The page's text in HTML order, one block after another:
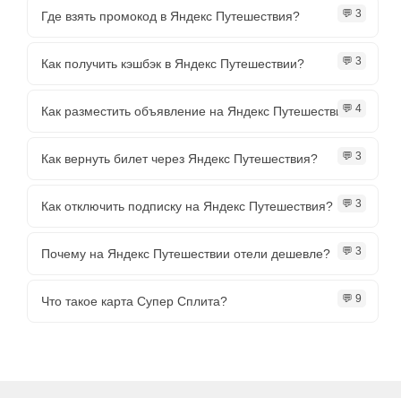
Где взять промокод в Яндекс Путешествия? 💬 3
Как получить кэшбэк в Яндекс Путешествии? 💬 3
Как разместить объявление на Яндекс Путешествии?
💬 4
Как вернуть билет через Яндекс Путешествия? 💬 3
Как отключить подписку на Яндекс Путешествия? 💬 3
Почему на Яндекс Путешествии отели дешевле? 💬 3
Что такое карта Супер Сплита? 💬 9